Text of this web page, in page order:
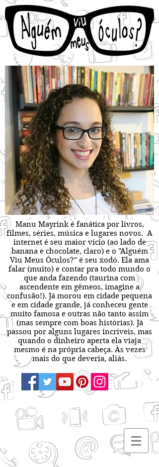
Manu Mayrink é fanática por livros,
filmes, séries, música e lugares novos. A
internet é seu maior vício (ao lado de
banana e chocolate, claro) e o "Alguém
Viu Meus Óculos?" é seu xodó. Ela ama
falar (muito) e contar pra todo mundo o
que anda fazendo (taurina com
ascendente em gêmeos, imagine a
confusão!). Já morou em cidade pequena
e em cidade grande, já conheceu gente
muito famosa e outras não tanto assim
(mas sempre com boas histórias). Já
passou por alguns lugares incríveis, mas
quando o dinheiro aperta ela viaja
mesmo é na própria cabeça. Às vezes
mais do que deveria, aliás.